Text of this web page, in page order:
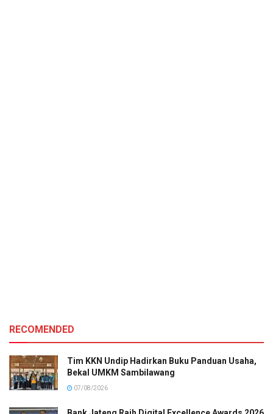
RECOMENDED
Tim KKN Undip Hadirkan Buku Panduan Usaha,
Bekal UMKM Sambilawang
07/08/2026